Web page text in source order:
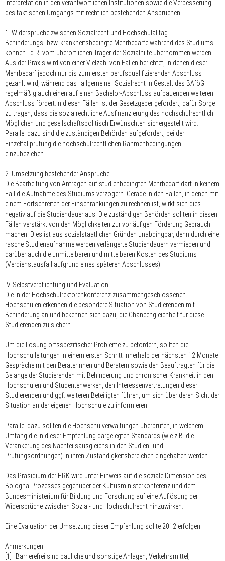
Interpretation in den verantwortlichen Institutionen sowie die Verbesserung
des faktischen Umgangs mit rechtlich bestehenden Ansprüchen.
1. Widersprüche zwischen Sozialrecht und Hochschulalltag
Behinderungs- bzw. krankheitsbedingte Mehrbedarfe während des Studiums
können i.d.R. vom überörtlichen Träger der Sozialhilfe übernommen werden.
Aus der Praxis wird von einer Vielzahl von Fällen berichtet, in denen dieser
Mehrbedarf jedoch nur bis zum ersten berufsqualifizierenden Abschluss
gezahlt wird, während das "allgemeine" Sozialrecht in Gestalt des BAföG
regelmäßig auch einen auf einen Bachelor-Abschluss aufbauenden weiteren
Abschluss fördert.In diesen Fällen ist der Gesetzgeber gefordert, dafür Sorge
zu tragen, dass die sozialrechtliche Ausfinanzierung des hochschulrechtlich
Möglichen und gesellschaftspolitisch Erwünschten sichergestellt wird.
Parallel dazu sind die zuständigen Behörden aufgefordert, bei der
Einzelfallprüfung die hochschulrechtlichen Rahmenbedingungen
einzubeziehen.
2. Umsetzung bestehender Ansprüche
Die Bearbeitung von Anträgen auf studienbedingten Mehrbedarf darf in keinem
Fall die Aufnahme des Studiums verzögern. Gerade in den Fällen, in denen mit
einem Fortschreiten der Einschränkungen zu rechnen ist, wirkt sich dies
negativ auf die Studiendauer aus. Die zuständigen Behörden sollten in diesen
Fällen verstärkt von den Möglichkeiten zur vorläufigen Förderung Gebrauch
machen. Dies ist aus sozialstaatlichen Gründen unabdingbar, denn durch eine
rasche Studienaufnahme werden verlängerte Studiendauern vermieden und
darüber auch die unmittelbaren und mittelbaren Kosten des Studiums
(Verdienstausfall aufgrund eines späteren Abschlusses).
IV. Selbstverpflichtung und Evaluation
Die in der Hochschulrektorenkonferenz zusammengeschlossenen
Hochschulen erkennen die besondere Situation von Studierenden mit
Behinderung an und bekennen sich dazu, die Chancengleichheit für diese
Studierenden zu sichern.
Um die Lösung ortsspezifischer Probleme zu befördern, sollten die
Hochschulleitungen in einem ersten Schritt innerhalb der nächsten 12 Monate
Gespräche mit den Beraterinnen und Beratern sowie den Beauftragten für die
Belange der Studierenden mit Behinderung und chronischer Krankheit in den
Hochschulen und Studentenwerken, den Interessenvertretungen dieser
Studierenden und ggf. weiteren Beteiligten führen, um sich über deren Sicht der
Situation an der eigenen Hochschule zu informieren.
Parallel dazu sollten die Hochschulverwaltungen überprüfen, in welchem
Umfang die in dieser Empfehlung dargelegten Standards (wie z.B. die
Verankerung des Nachteilsausgleichs in den Studien- und
Prüfungsordnungen) in ihren Zuständigkeitsbereichen eingehalten werden.
Das Präsidium der HRK wird unter Hinweis auf die soziale Dimension des
Bologna-Prozesses gegenüber der Kultusministerkonferenz und dem
Bundesministerium für Bildung und Forschung auf eine Auflösung der
Widersprüche zwischen Sozial- und Hochschulrecht hinzuwirken.
Eine Evaluation der Umsetzung dieser Empfehlung sollte 2012 erfolgen.
Anmerkungen
[1] "Barrierefrei sind bauliche und sonstige Anlagen, Verkehrsmittel,